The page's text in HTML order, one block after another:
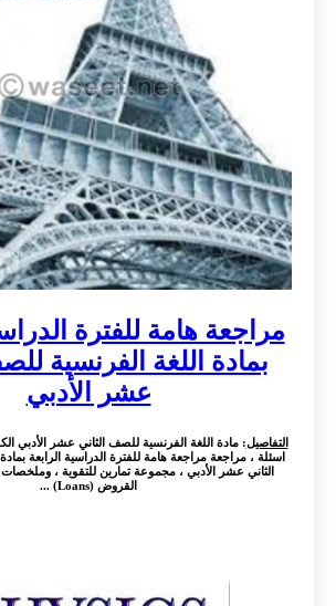
مراجعة هامة للفترة
بمادة اللغة الفرنسية
عشر الأدبي
التفاصيل: مادة اللغة الفرنسية للصف الثاني عشر الأدبي
اسئلة ، مراجعة مراجعة هامة للفترة الدراسية الرابعة
الثاني عشر الأدبي ، مجموعة تمارين للتقوية ،
القروض (Loans) ...